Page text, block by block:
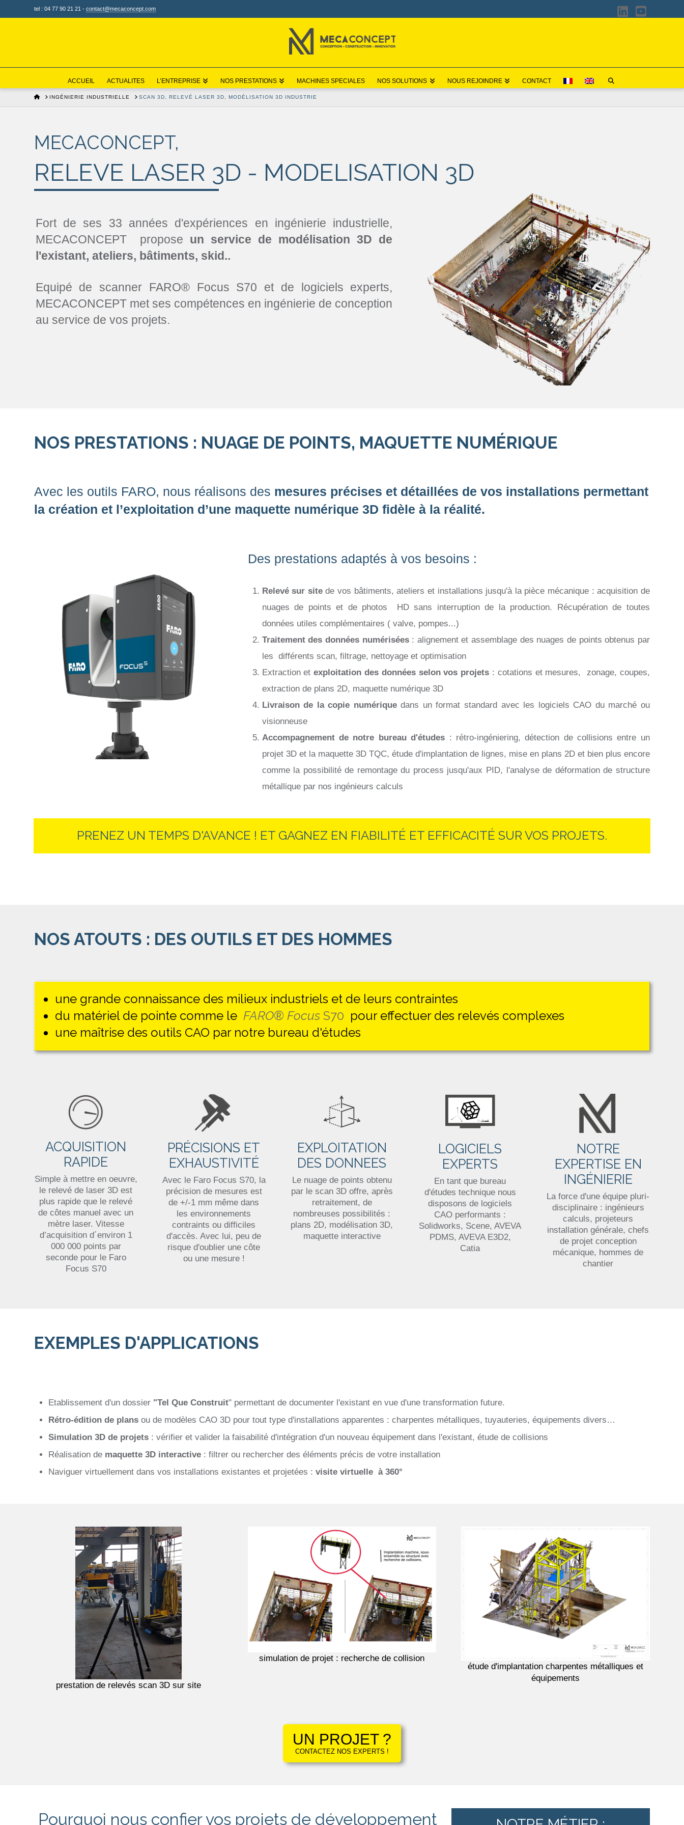
tel : 04 77 90 21 21 -contact@mecaconcept.com
ACCUEIL ACTUALITES L’ENTREPRISE NOS PRESTATIONS MACHINES SPECIALES NOS SOLUTIONS NOUS REJOINDRE CONTACT
HOMEINGÉNIERIE INDUSTRIELLE SCAN 3D, RELEVÉ LASER 3D, MODÉLISATION 3D INDUSTRIE
MECACONCEPT,
RELEVE LASER 3D - MODELISATION 3D
Fort de ses 33 années d'expériences en ingénierie industrielle,
MECACONCEPT propose un service de modélisation 3D de
l'existant, ateliers, bâtiments, skid..
Equipé de scanner FARO® Focus S70 et de logiciels experts,
MECACONCEPT met ses compétences en ingénierie de conception
au service de vos projets.
NOS PRESTATIONS : NUAGE DE POINTS, MAQUETTE NUMÉRIQUE
Avec les outils FARO, nous réalisons des mesures précises et détaillées de vos installations permettant
la création et l’exploitation d’une maquette numérique 3D fidèle à la réalité.
Des prestations adaptés à vos besoins :
Relevé sur sitede vos bâtiments, ateliers et installations jusqu'à la pièce mécanique : acquisition de
nuages de points et de photos HD sans interruption de la production. Récupération de toutes
données utiles complémentaires ( valve, pompes...)
Traitement des données numérisées: alignement et assemblage des nuages de points obtenus par
les différents scan, filtrage, nettoyage et optimisation
Extraction et exploitation des données selon vos projets : cotations et mesures, zonage, coupes,
extraction de plans 2D, maquette numérique 3D
Livraison de la copie numériquedans un format standard avec les logiciels CAO du marché ou
visionneuse
Accompagnement de notre bureau d'études : rétro-ingéniering, détection de collisions entre un
projet 3D et la maquette 3D TQC, étude d'implantation de lignes, mise en plans 2D et bien plus encore
comme la possibilité de remontage du process jusqu'aux PID, l'analyse de déformation de structure
métallique par nos ingénieurs calculs
PRENEZ UN TEMPS D'AVANCE ! ET GAGNEZ EN FIABILITÉ ET EFFICACITÉ SUR VOS PROJETS.
NOS ATOUTS : DES OUTILS ET DES HOMMES
une grande connaissance des milieux industriels et de leurs contraintes
du matériel de pointe comme le FARO® FocusS70 pour effectuer des relevés complexes
une maîtrise des outils CAO par notre bureau d'études
ACQUISITION
RAPIDE
Simple à mettre en oeuvre,
le relevé de laser 3D est
plus rapide que le relevé
de côtes manuel avec un
mètre laser. Vitesse
d’acquisition d´environ 1
000 000 points par
seconde pour le Faro
Focus S70
PRÉCISIONS ET
EXHAUSTIVITÉ
Avec le Faro Focus S70, la
précision de mesures est
de +/-1 mm même dans
les environnements
contraints ou difficiles
d'accès. Avec lui, peu de
risque d'oublier une côte
ou une mesure !
EXPLOITATION
DES DONNEES
Le nuage de points obtenu
par le scan 3D offre, après
retraitement, de
nombreuses possibilités :
plans 2D, modélisation 3D,
maquette interactive
LOGICIELS
EXPERTS
En tant que bureau
d'études technique nous
disposons de logiciels
CAO performants :
Solidworks, Scene, AVEVA
PDMS, AVEVA E3D2,
Catia
NOTRE
EXPERTISE EN
INGÉNIERIE
La force d'une équipe pluri-
disciplinaire : ingénieurs
calculs, projeteurs
installation générale, chefs
de projet conception
mécanique, hommes de
chantier
EXEMPLES D'APPLICATIONS
Etablissement d'un dossier "Tel Que Construit" permettant de documenter l'existant en vue d'une transformation future.
Rétro-édition de plans ou de modèles CAO 3D pour tout type d'installations apparentes : charpentes métalliques, tuyauteries, équipements divers…
Simulation 3D de projets : vérifier et valider la faisabilité d'intégration d'un nouveau équipement dans l'existant, étude de collisions
Réalisation de maquette 3D interactive : filtrer ou rechercher des éléments précis de votre installation
Naviguer virtuellement dans vos installations existantes et projetées :visite virtuelle à 360°
prestation de relevés scan 3D sur site
simulation de projet : recherche de collision
étude d'implantation charpentes métalliques et
équipements
UN PROJET ?
CONTACTEZ NOS EXPERTS !
Pourquoi nous confier vos projets de développement